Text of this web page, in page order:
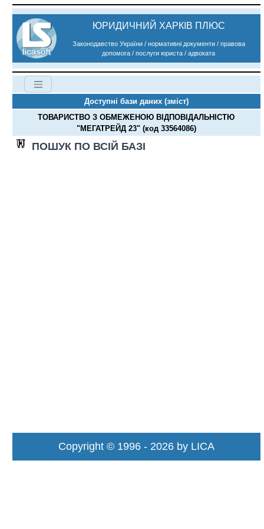
ЮРИДИЧНИЙ ХАРКІВ ПЛЮС
Законодавство України / нормативні документи / правова
допомога / послуги юриста / адвоката
Доступні бази даних (зміст)
ТОВАРИСТВО З ОБМЕЖЕНОЮ ВІДПОВІДАЛЬНІСТЮ
"МЕГАТРЕЙД 23" (код 33564086)
ПОШУК ПО ВСІЙ БАЗІ
Copyright © 1996 - 2026 by LICA